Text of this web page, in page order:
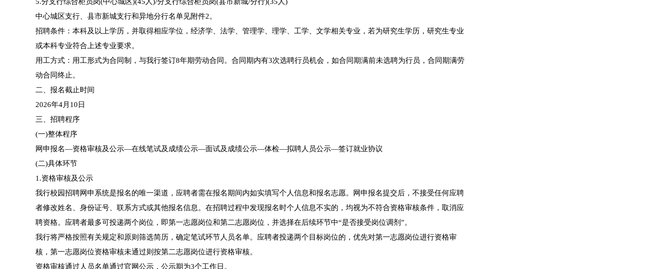
中心城区支行、县市新城支行和异地分行名单见附件2。
招聘条件：本科及以上学历，并取得相应学位，经济学、法学、管理学、理学、工学、文学相关专业，若为研究生学历，研究生专业
或本科专业符合上述专业要求。
用工方式：用工形式为合同制，与我行签订8年期劳动合同。合同期内有3次选聘行员机会，如合同期满前未选聘为行员，合同期满劳
动合同终止。
二、报名截止时间
2026年4月10日
三、招聘程序
(一)整体程序
网申报名—资格审核及公示—在线笔试及成绩公示—面试及成绩公示—体检—拟聘人员公示—签订就业协议
(二)具体环节
1.资格审核及公示
我行校园招聘网申系统是报名的唯一渠道，应聘者需在报名期间内如实填写个人信息和报名志愿。网申报名提交后，不接受任何应聘
者修改姓名、身份证号、联系方式或其他报名信息。在招聘过程中发现报名时个人信息不实的，均视为不符合资格审核条件，取消应
聘资格。应聘者最多可投递两个岗位，即第一志愿岗位和第二志愿岗位，并选择在后续环节中“是否接受岗位调剂”。
我行将严格按照有关规定和原则筛选简历，确定笔试环节人员名单。应聘者投递两个目标岗位的，优先对第一志愿岗位进行资格审
核，第一志愿岗位资格审核未通过则按第二志愿岗位进行资格审核。
资格审核通过人员名单通过官网公示，公示期为3个工作日。